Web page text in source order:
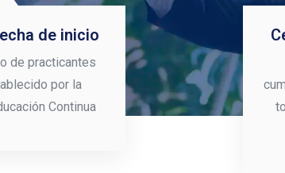
de inicio
de practicantes
por la
Continua